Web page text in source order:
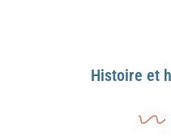
Histoire et